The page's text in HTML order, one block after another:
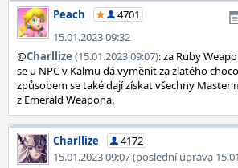
Peach
4701
15.01.2023 09:32
@Charllize (15.01.2023 09:07): za Ruby
se u NPC v Kalmu dá vyměnit za zlatého
způsobem se také dají získat všechny Master
z Emerald Weapona.
Charllize
4172
15.01.2023 09:07 (poslední úprava